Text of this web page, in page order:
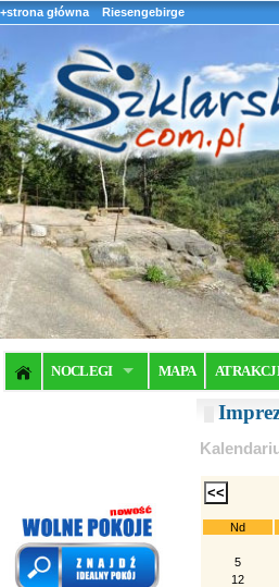
+strona główna Riesengebirge
NOCLEGI MAPA
Nd
5
12